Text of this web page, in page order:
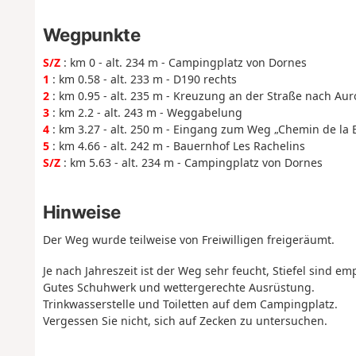
Wegpunkte
S/Z: km 0 - alt. 234 m - Campingplatz von Dornes
1 : km 0.58 - alt. 233 m - D190 rechts
2: km 0.95 - alt. 235 m - Kreuzung an der Straße nach
3: km 2.2 - alt. 243 m - Weggabelung
4: km 3.27 - alt. 250 m - Eingang zum Weg „Chemin de la
5: km 4.66 - alt. 242 m - Bauernhof Les Rachelins
S/Z: km 5.63 - alt. 234 m - Campingplatz von Dornes
Hinweise
Der Weg wurde teilweise von Freiwilligen freigeräumt.
Je nach Jahreszeit ist der Weg sehr feucht, Stiefel sind
Gutes Schuhwerk und wettergerechte Ausrüstung.
Trinkwasserstelle und Toiletten auf dem Campingplatz.
Vergessen Sie nicht, sich auf Zecken zu untersuchen.